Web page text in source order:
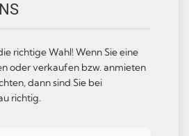
richtige Wahl! Wenn Sie eine
oder verkaufen bzw. anmieten
dann sind Sie bei
richtig.